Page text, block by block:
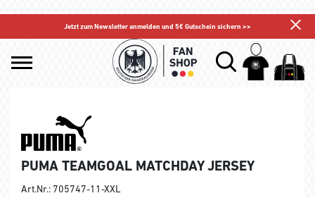
Jetzt zum Newsletter anmelden und 5€ Gutschein sichern >>
PUMA TEAMGOAL MATCHDAY JERSEY
Art.Nr.: 705747-11-XXL